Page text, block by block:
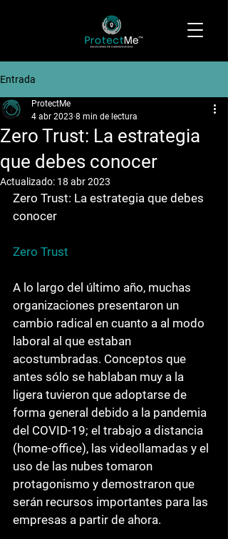
Entrada
Zero Trust: La estrategia
que debes conocer
ProtectMe
4 abr 2023 8 min de lectura
Actualizado: 18 abr 2023
Zero Trust: La estrategia que debes
conocer
Zero Trust
A lo largo del último año, muchas
organizaciones presentaron un
cambio radical en cuanto a al modo
laboral al que estaban
acostumbradas. Conceptos que
antes sólo se hablaban muy a la
ligera tuvieron que adoptarse de
forma general debido a la pandemia
del COVID-19; el trabajo a distancia
(home-office), las videollamadas y el
uso de las nubes tomaron
protagonismo y demostraron que
serán recursos importantes para las
empresas a partir de ahora.